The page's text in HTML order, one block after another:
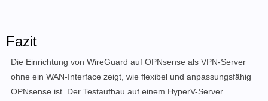
Fazit
Die Einrichtung von WireGuard auf OPNsense als VPN-Server
ohne ein WAN-Interface zeigt, wie flexibel und anpassungsfähig
OPNsense ist. Der Testaufbau auf einem HyperV-Server